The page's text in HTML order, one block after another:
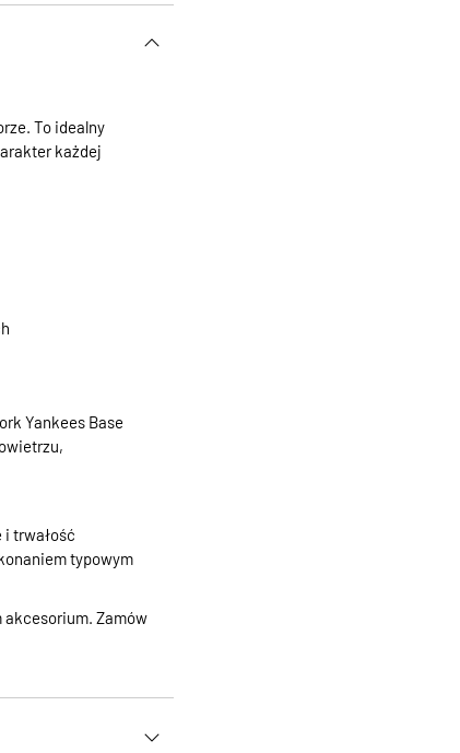
To idealny
każdej
Yankees Base
trwałość
typowym
akcesorium. Zamów